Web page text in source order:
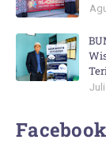
Facebook